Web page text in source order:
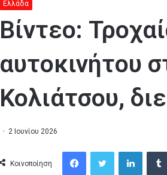
Ελλάδα
Βίντεο:
αυτοκινήτου
Κολιάτσου,
2 Ιουνίου 2026
Κοινοποίηση